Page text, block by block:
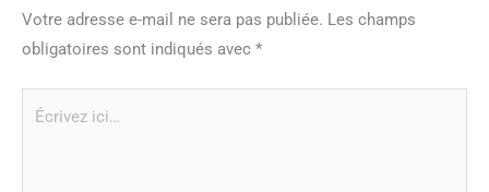
Votre adresse e-mail ne sera pas publiée. Les champs
obligatoires sont indiqués avec *